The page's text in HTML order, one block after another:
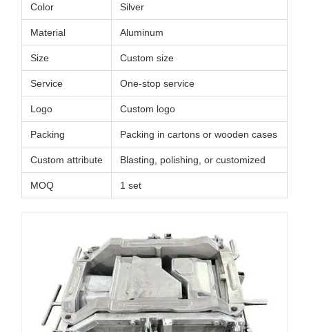
Color Silver
Material Aluminum
Size Custom size
Service One-stop service
Logo Custom logo
Packing Packing in cartons or wooden cases
Custom attribute Blasting, polishing, or customized
MOQ 1 set